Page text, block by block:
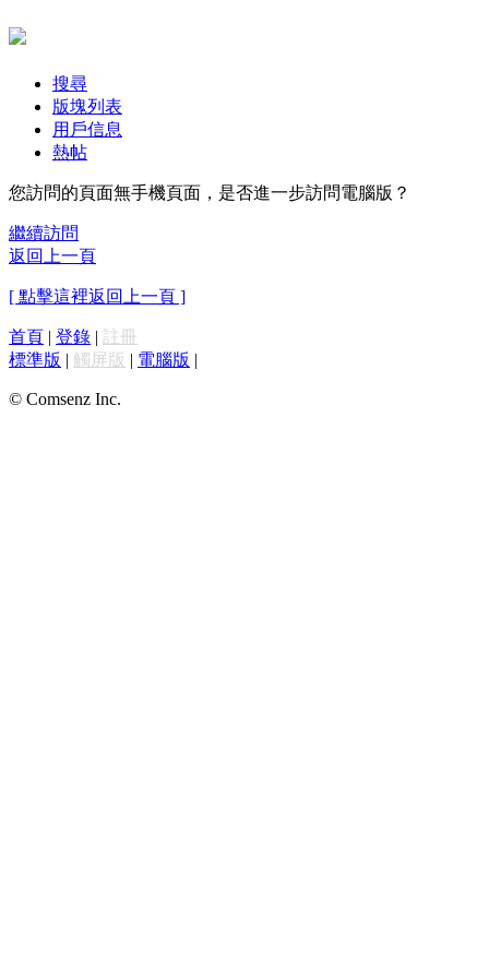
搜尋
版塊列表
用戶信息
熱帖
您訪問的頁面無手機頁面，是否進一步訪問電腦版？
繼續訪問
返回上一頁
[ 點擊這裡返回上一頁 ]
首頁 | 登錄 | 註冊
標準版 | 觸屏版 | 電腦版 |
© Comsenz Inc.